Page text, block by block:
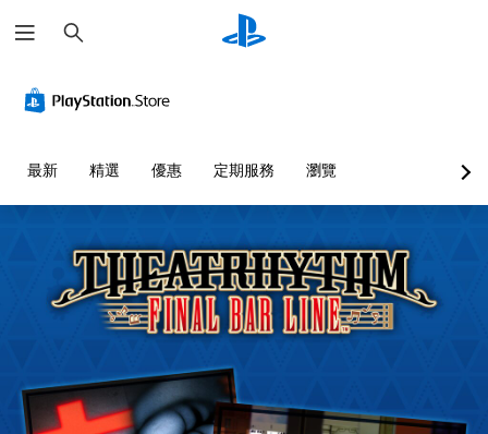
尋
最新 精選 優惠 定期服務 瀏覽